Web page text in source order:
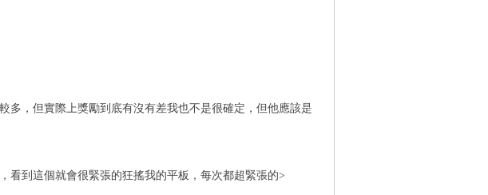
多，但實際上獎勵到底有沒有差我也不是很確定，但他應該是
看到這個就會很緊張的狂搖我的平板，每次都超緊張的>